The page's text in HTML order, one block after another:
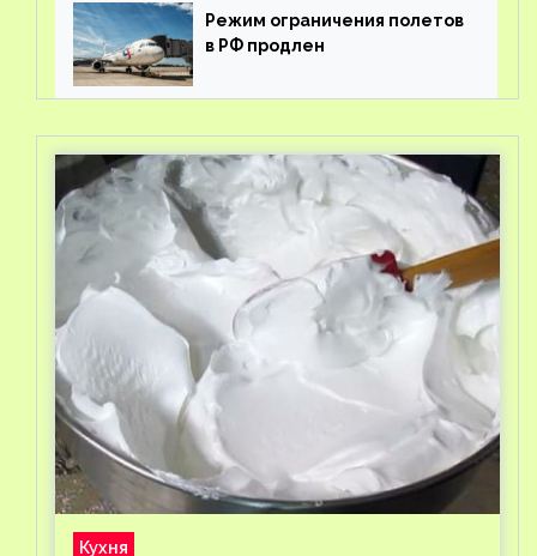
Режим ограничения полетов
в РФ продлен
Кухня